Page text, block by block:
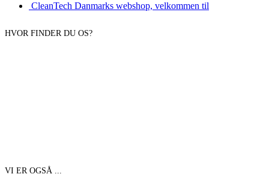
CleanTech Danmarks webshop, velkommen til
HVOR FINDER DU OS?
VI ER OGSÅ ...